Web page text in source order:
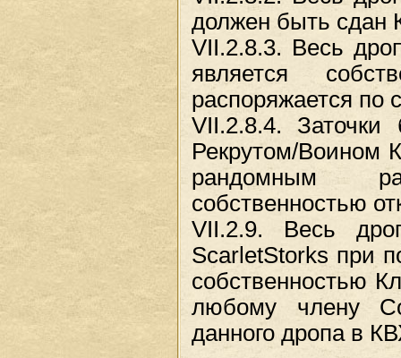
должен быть сдан
VII.2.8.3. Весь
является
распоряжается по
VII.2.8.4.
Рекрутом/Воином
рандомным
собственностью
VII.2.9. Весь
ScarletStorks при
собственностью
любому члену
данного дропа в